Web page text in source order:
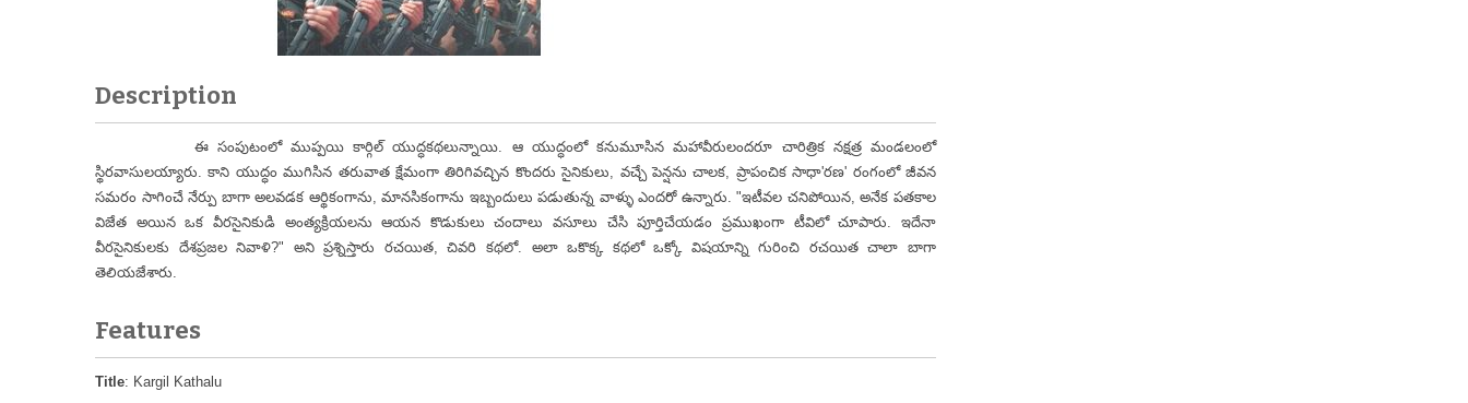
Description
ఈ సంపుటంలో ముప్పయి కార్గిల్ యుద్ధకథలున్నాయి. ఆ యుద్ధంలో కనుమూసిన మహావీరులందరూ చారిత్రిక నక్షత్ర మండలంలో
స్థిరవాసులయ్యారు. కాని యుద్ధం ముగిసిన తరువాత క్షేమంగా తిరిగివచ్చిన కొందరు సైనికులు, వచ్చే పెన్షను చాలక, ప్రాపంచిక సాధా'రణ' రంగంలో జీవన
సమరం సాగించే నేర్పు బాగా అలవడక ఆర్థికంగాను, మానసికంగాను ఇబ్బందులు పడుతున్న వాళ్ళు ఎందరో ఉన్నారు. "ఇటీవల చనిపోయిన, అనేక పతకాల
విజేత అయిన ఒక వీరసైనికుడి అంత్యక్రియలను ఆయన కొడుకులు చందాలు వసూలు చేసి పూర్తిచేయడం ప్రముఖంగా టీవిలో చూపారు. ఇదేనా
వీరసైనికులకు దేశప్రజల నివాళి?" అని ప్రశ్నిస్తారు రచయిత, చివరి కథలో. అలా ఒకొక్క కథలో ఒక్కో విషయాన్ని గురించి రచయిత చాలా బాగా
తెలియజేశారు.
Features
Title: Kargil Kathalu